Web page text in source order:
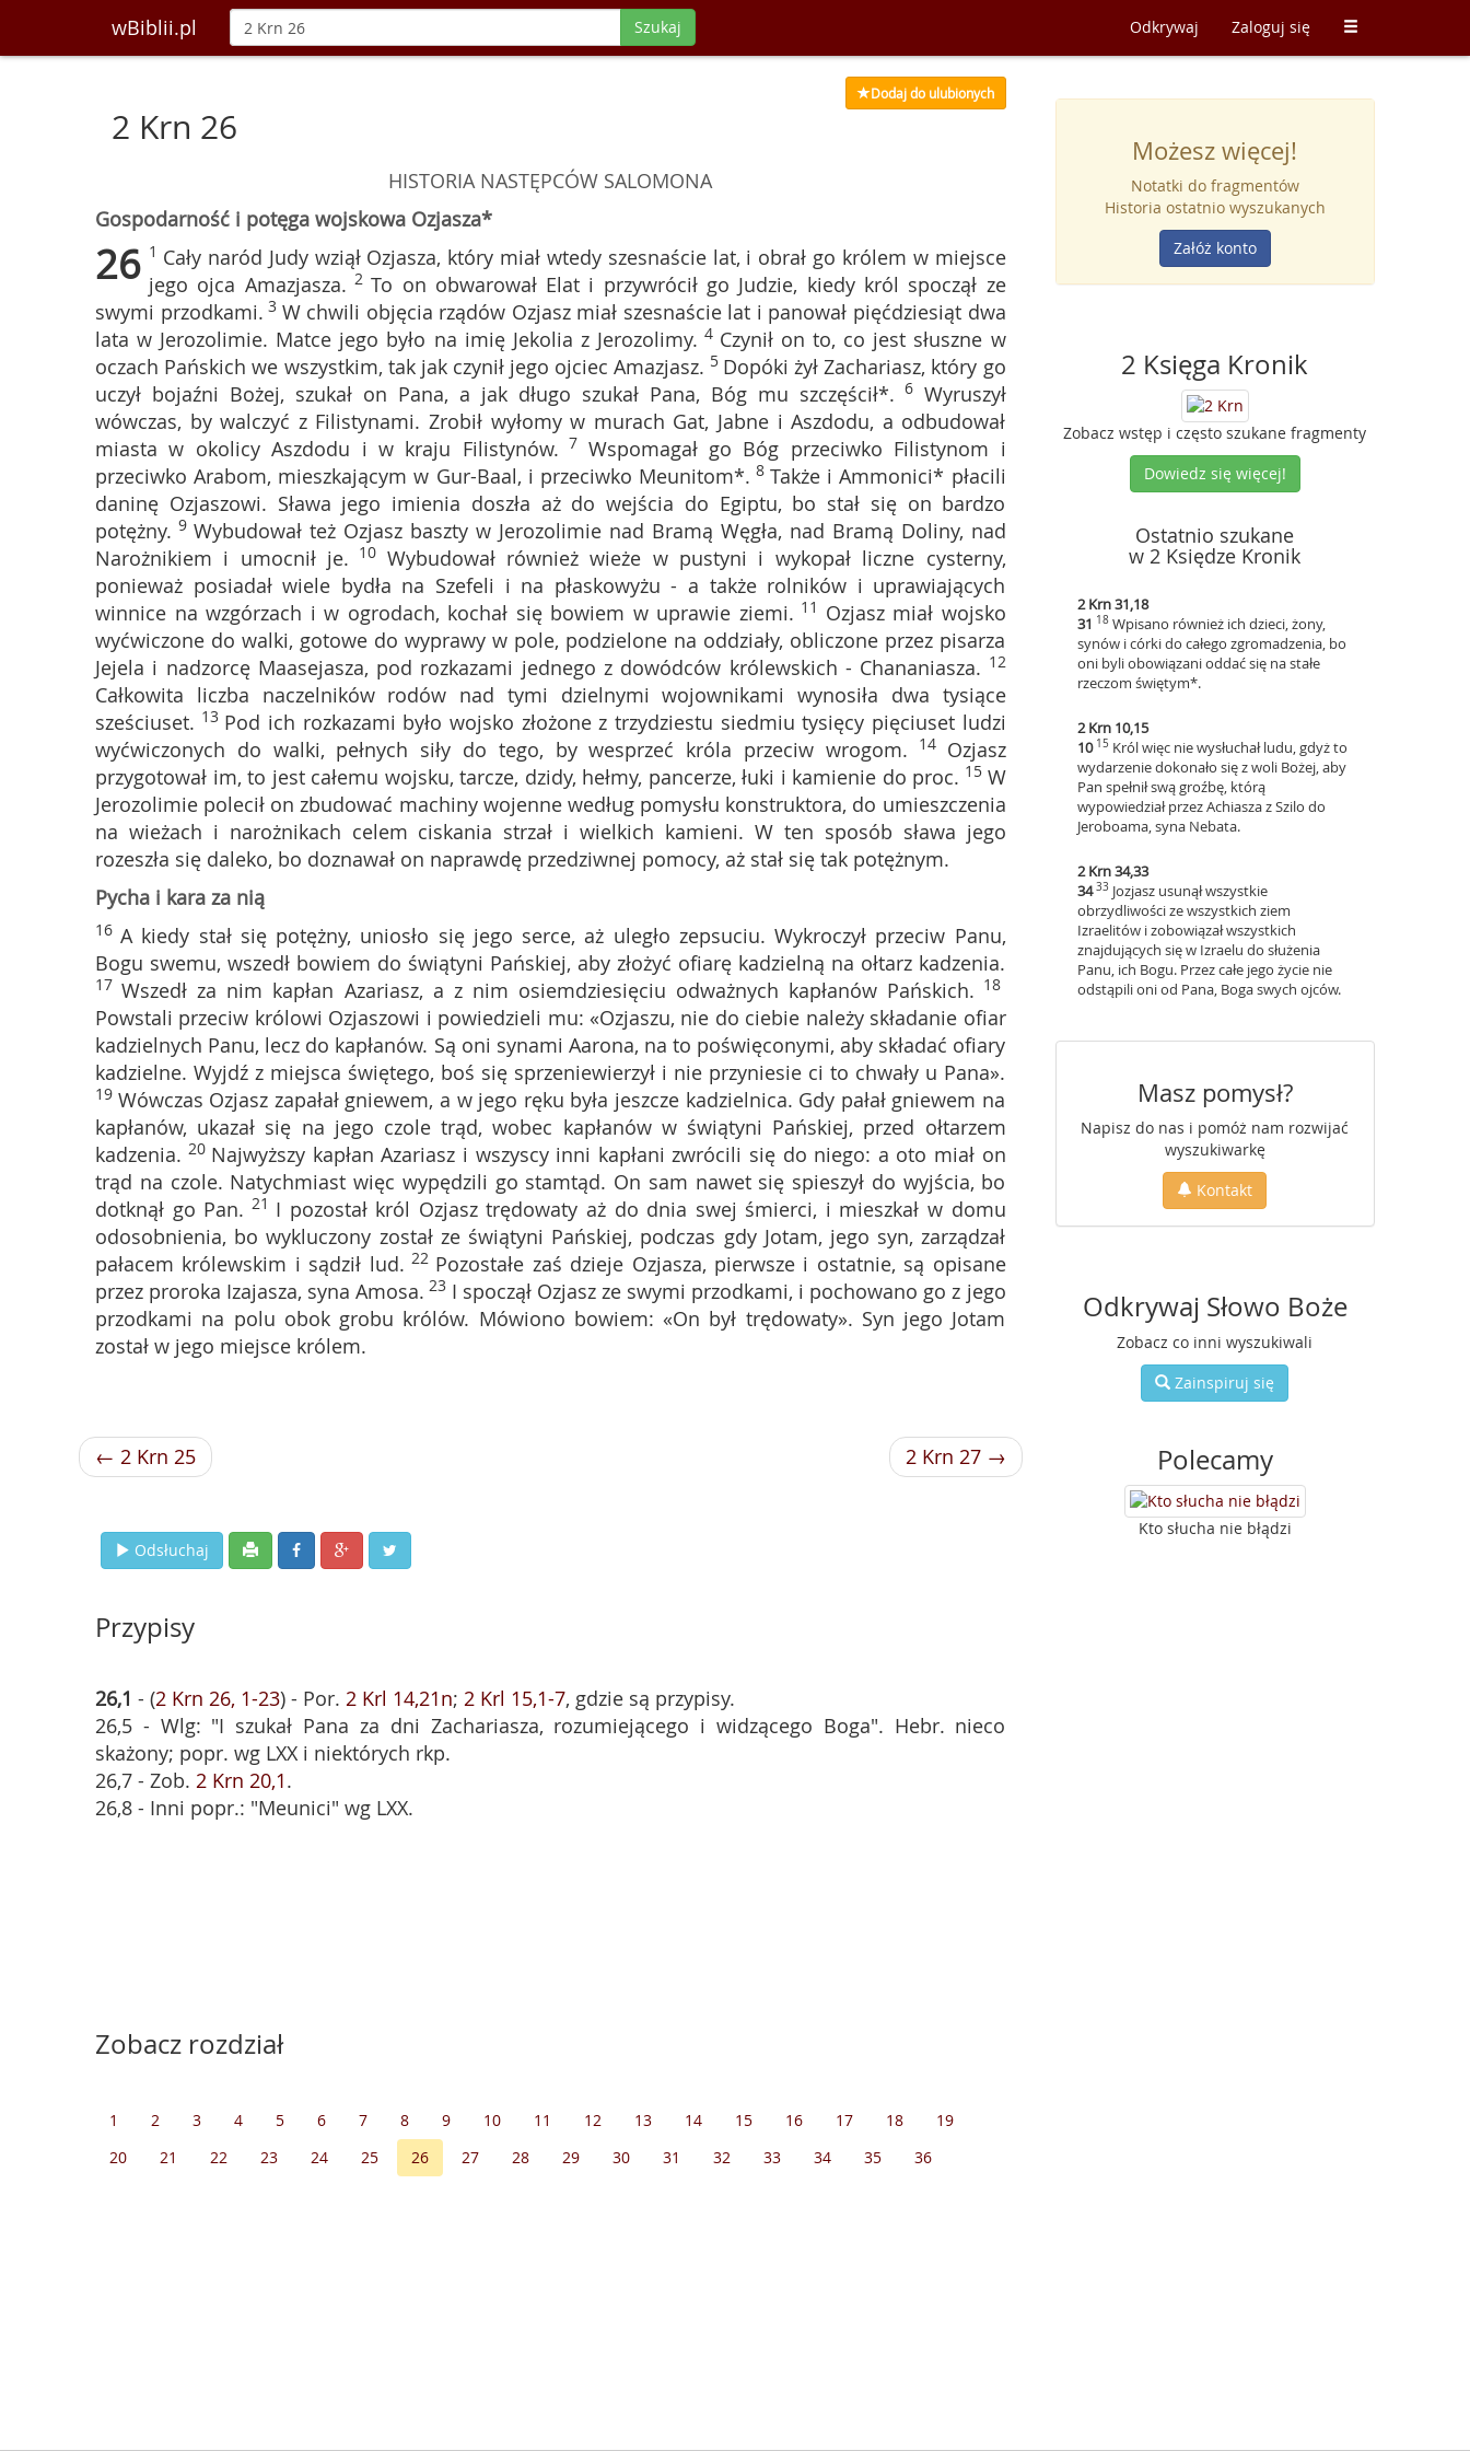
wBiblii.pl Szukaj Odkrywaj Zaloguj się
Dodaj do ulubionych
2 Krn 26
HISTORIA NASTĘPCÓW SALOMONA
Gospodarność i potęga wojskowa Ozjasza*
26 1 Cały naród Judy wziął Ozjasza, który miał wtedy szesnaście lat, i obrał go królem w miejsce
jego ojca Amazjasza. 2To on obwarował Elat i przywrócił go Judzie, kiedy król spoczął ze
swymi przodkami. 3 W chwili objęcia rządów Ozjasz miał szesnaście lat i panował pięćdziesiąt dwa
lata w Jerozolimie. Matce jego było na imię Jekolia z Jerozolimy. 4 Czynił on to, co jest słuszne w
oczach Pańskich we wszystkim, tak jak czynił jego ojciec Amazjasz. 5 Dopóki żył Zachariasz, który go
uczył bojaźni Bożej, szukał on Pana, a jak długo szukał Pana, Bóg mu szczęścił*. 6 Wyruszył
wówczas, by walczyć z Filistynami. Zrobił wyłomy w murach Gat, Jabne i Aszdodu, a odbudował
miasta w okolicy Aszdodu i w kraju Filistynów. 7 Wspomagał go Bóg przeciwko Filistynom i
przeciwko Arabom, mieszkającym w Gur-Baal, i przeciwko Meunitom*. 8Także i Ammonici* płacili
daninę Ozjaszowi. Sława jego imienia doszła aż do wejścia do Egiptu, bo stał się on bardzo
potężny. 9 Wybudował też Ozjasz baszty w Jerozolimie nad Bramą Węgła, nad Bramą Doliny, nad
Narożnikiem i umocnił je. 10 Wybudował również wieże w pustyni i wykopał liczne cysterny,
ponieważ posiadał wiele bydła na Szefeli i na płaskowyżu - a także rolników i uprawiających
winnice na wzgórzach i w ogrodach, kochał się bowiem w uprawie ziemi. 11 Ozjasz miał wojsko
wyćwiczone do walki, gotowe do wyprawy w pole, podzielone na oddziały, obliczone przez pisarza
Jejela i nadzorcę Maasejasza, pod rozkazami jednego z dowódców królewskich - Chananiasza. 12
Całkowita liczba naczelników rodów nad tymi dzielnymi wojownikami wynosiła dwa tysiące
sześciuset. 13 Pod ich rozkazami było wojsko złożone z trzydziestu siedmiu tysięcy pięciuset ludzi
wyćwiczonych do walki, pełnych siły do tego, by wesprzeć króla przeciw wrogom. 14 Ozjasz
przygotował im, to jest całemu wojsku, tarcze, dzidy, hełmy, pancerze, łuki i kamienie do proc. 15 W
Jerozolimie polecił on zbudować machiny wojenne według pomysłu konstruktora, do umieszczenia
na wieżach i narożnikach celem ciskania strzał i wielkich kamieni. W ten sposób sława jego
rozeszła się daleko, bo doznawał on naprawdę przedziwnej pomocy, aż stał się tak potężnym.
Pycha i kara za nią
16 A kiedy stał się potężny, uniosło się jego serce, aż uległo zepsuciu. Wykroczył przeciw Panu,
Bogu swemu, wszedł bowiem do świątyni Pańskiej, aby złożyć ofiarę kadzielną na ołtarz kadzenia.
17Wszedł za nim kapłan Azariasz, a z nim osiemdziesięciu odważnych kapłanów Pańskich. 18
Powstali przeciw królowi Ozjaszowi i powiedzieli mu: «Ozjaszu, nie do ciebie należy składanie ofiar
kadzielnych Panu, lecz do kapłanów. Są oni synami Aarona, na to poświęconymi, aby składać ofiary
kadzielne. Wyjdź z miejsca świętego, boś się sprzeniewierzył i nie przyniesie ci to chwały u Pana».
19 Wówczas Ozjasz zapałał gniewem, a w jego ręku była jeszcze kadzielnica. Gdy pałał gniewem na
kapłanów, ukazał się na jego czole trąd, wobec kapłanów w świątyni Pańskiej, przed ołtarzem
kadzenia. 20 Najwyższy kapłan Azariasz i wszyscy inni kapłani zwrócili się do niego: a oto miał on
trąd na czole. Natychmiast więc wypędzili go stamtąd. On sam nawet się spieszył do wyjścia, bo
dotknął go Pan. 21 I pozostał król Ozjasz trędowaty aż do dnia swej śmierci, i mieszkał w domu
odosobnienia, bo wykluczony został ze świątyni Pańskiej, podczas gdy Jotam, jego syn, zarządzał
pałacem królewskim i sądził lud. 22 Pozostałe zaś dzieje Ozjasza, pierwsze i ostatnie, są opisane
przez proroka Izajasza, syna Amosa. 23 I spoczął Ozjasz ze swymi przodkami, i pochowano go z jego
przodkami na polu obok grobu królów. Mówiono bowiem: «On był trędowaty». Syn jego Jotam
został w jego miejsce królem.
← 2 Krn 25 2 Krn 27 →
Odsłuchaj
Przypisy
26,1 - (2 Krn 26, 1-23) - Por. 2 Krl 14,21n; 2 Krl 15,1-7, gdzie są przypisy.
26,5 - Wlg: "I szukał Pana za dni Zachariasza, rozumiejącego i widzącego Boga". Hebr. nieco
skażony; popr. wg LXX i niektórych rkp.
26,7 - Zob. 2 Krn 20,1.
26,8 - Inni popr.: "Meunici" wg LXX.
Zobacz rozdział
1 2 3 4 5 6 7 8 9 10 11 12 13 14 15 16 17 18
19
20
21 22 23 24 25 26 27 28 29 30 31 32 33 34 35 36
Możesz więcej!
Notatki do fragmentów
Historia ostatnio wyszukanych
Załóż konto
2 Księga Kronik
Zobacz wstęp i często szukane fragmenty
Dowiedz się więcej!
Ostatnio szukane
w 2 Księdze Kronik
2 Krn 31,18
31 18 Wpisano również ich dzieci, żony,
synów i córki do całego zgromadzenia, bo
oni byli obowiązani oddać się na stałe
rzeczom świętym*.
2 Krn 10,15
1015 Król więc nie wysłuchał ludu, gdyż to
wydarzenie dokonało się z woli Bożej, aby
Pan spełnił swą groźbę, którą
wypowiedział przez Achiasza z Szilo do
Jeroboama, syna Nebata.
2 Krn 34,33
3433 Jozjasz usunął wszystkie
obrzydliwości ze wszystkich ziem
Izraelitów i zobowiązał wszystkich
znajdujących się w Izraelu do służenia
Panu, ich Bogu. Przez całe jego życie nie
odstąpili oni od Pana, Boga swych ojców.
Masz pomysł?
Napisz do nas i pomóż nam rozwijać
wyszukiwarkę
Kontakt
Odkrywaj Słowo Boże
Zobacz co inni wyszukiwali
Zainspiruj się
Polecamy
Kto słucha nie błądzi